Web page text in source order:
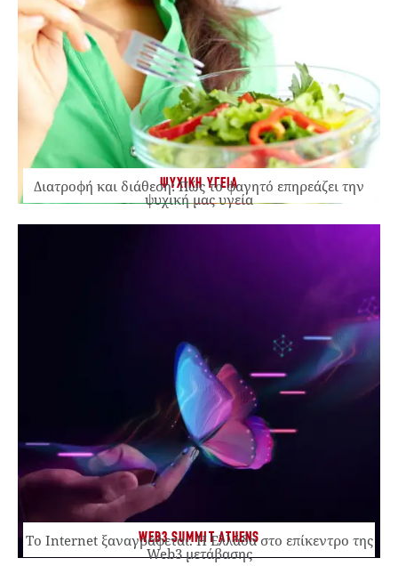
ΨΥΧΙΚΗ ΥΓΕΙΑ
Διατροφή και διάθεση: Πώς το φαγητό επηρεάζει την
ψυχική μας υγεία
WEB3 SUMMIT ATHENS
Το Internet ξαναγράφεται. Η Ελλάδα στο επίκεντρο της
Web3 μετάβασης